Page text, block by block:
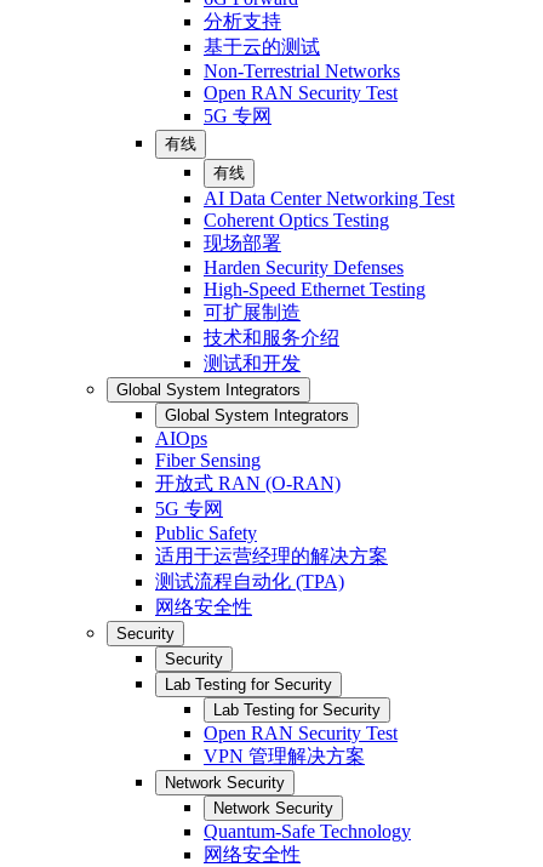
分析支持
基于云的测试
Non-Terrestrial Networks
Open RAN Security Test
5G 专网
有线
有线
AI Data Center Networking Test
Coherent Optics Testing
现场部署
Harden Security Defenses
High-Speed Ethernet Testing
可扩展制造
技术和服务介绍
测试和开发
Global System Integrators
Global System Integrators
AIOps
Fiber Sensing
开放式 RAN (O-RAN)
5G 专网
Public Safety
适用于运营经理的解决方案
测试流程自动化 (TPA)
网络安全性
Security
Security
Lab Testing for Security
Lab Testing for Security
Open RAN Security Test
VPN 管理解决方案
Network Security
Network Security
Quantum-Safe Technology
网络安全性